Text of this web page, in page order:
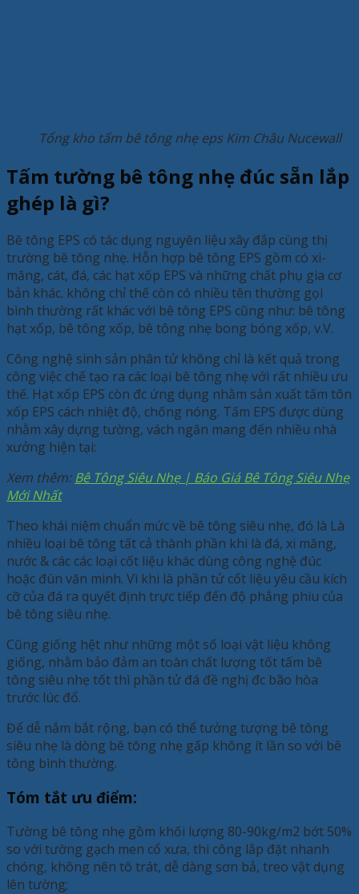
Tổng kho tấm bê tông nhẹ eps Kim Châu Nucewall
Tấm tường bê tông nhẹ đúc sẵn lắp
ghép là gì?
Bê tông EPS có tác dụng nguyên liệu xây đắp cùng thị
trường bê tông nhẹ. Hỗn hợp bê tông EPS gồm có xi-
măng, cát, đá, các hạt xốp EPS và những chất phụ gia cơ
bản khác. không chỉ thế còn có nhiều tên thường gọi
bình thường rất khác với bê tông EPS cũng như: bê tông
hạt xốp, bê tông xốp, bê tông nhẹ bong bóng xốp, v.V.
Công nghệ sinh sản phân tử không chỉ là kết quả trong
công việc chế tạo ra các loại bê tông nhẹ với rất nhiều ưu
thế. Hạt xốp EPS còn đc ứng dụng nhằm sản xuất tấm tôn
xốp EPS cách nhiệt độ, chống nóng. Tấm EPS được dùng
nhằm xây dựng tường, vách ngăn mang đến nhiều nhà
xưởng hiện tại:
Xem thêm:Bê Tông Siêu Nhẹ | Báo Giá Bê Tông Siêu Nhẹ
Mới Nhất
Theo khái niệm chuẩn mức về bê tông siêu nhẹ, đó là Là
nhiều loại bê tông tất cả thành phần khi là đá, xi măng,
nước & các các loại cốt liệu khác dùng công nghệ đúc
hoặc đùn văn minh. Vì khi là phần tử cốt liệu yêu cầu kích
cỡ của đá ra quyết định trực tiếp đến độ phẳng phiu của
bê tông siêu nhẹ.
Cũng giống hệt như những một số loại vật liệu không
giống, nhằm bảo đảm an toàn chất lượng tốt tấm bê
tông siêu nhẹ tốt thì phần tử đá đề nghị đc bão hòa
trước lúc đổ.
Để dễ nắm bắt rộng, bạn có thể tưởng tượng bê tông
siêu nhẹ là dòng bê tông nhẹ gấp không ít lần so với bê
tông bình thường.
Tóm tắt ưu điểm:
Tường bê tông nhẹ gồm khối lượng 80-90kg/m2 bớt 50%
so với tường gạch men cổ xưa, thi công lắp đặt nhanh
chóng, không nên tô trát, dễ dàng sơn bả, treo vật dụng
lên tường;